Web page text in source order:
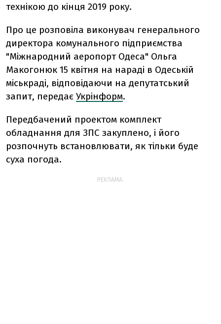
технікою до кінця 2019 року.
Про це розповіла виконувач генерального
директора комунального підприємства
"Міжнародний аеропорт Одеса" Ольга
Макогонюк 15 квітня на нараді в Одеській
міськраді, відповідаючи на депутатський
запит, передає Укрінформ.
Передбачений проектом комплект
обладнання для ЗПС закуплено, і його
розпочнуть встановлювати, як тільки буде
суха погода.
РЕКЛАМА: